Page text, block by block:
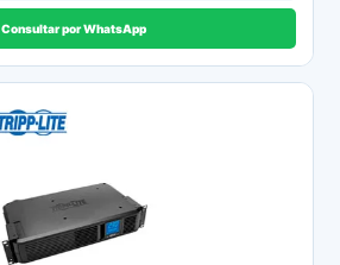
Consultar por WhatsApp